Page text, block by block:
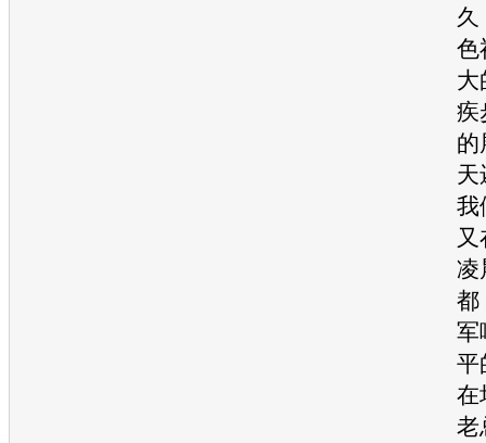
久
色
大
疾
的
天
我
凌
都
军
平
在
老